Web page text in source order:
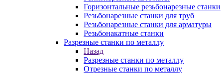
Горизонтальные резьбонарезные станки
Резьбонарезные станки для труб
Резьбонарезные станки для арматуры
Резьбонакатные станки
Разрезные станки по металлу
Назад
Разрезные станки по металлу
Отрезные станки по металлу